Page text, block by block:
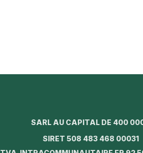
SARL AU CAPITAL DE 400
SIRET 508 483 468 00031